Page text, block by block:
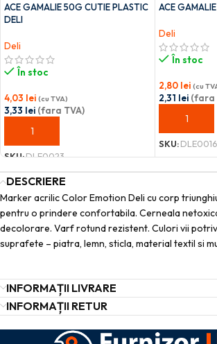
ACE GAMALIE 50G CUTIE PLASTIC
DELI
Deli
În stoc
4,03 lei (cu TVA)
3,33 lei (fara TVA)
ADAUGĂ ÎN COȘ
SKU:DLE0023
ACE
Deli
În stoc
2,80 lei (cu
2,31 lei (fara
ADAUGĂ ÎN
SKU:DLE0016
DESCRIERE
Marker acrilic Color Emotion Deli cu corp
pentru o prindere confortabila. Cerneala
decolorare. Varf rotund rezistent. Culori vii
suprafete – piatra, lemn, sticla, material textil si
INFORMAȚII LIVRARE
INFORMAȚII RETUR